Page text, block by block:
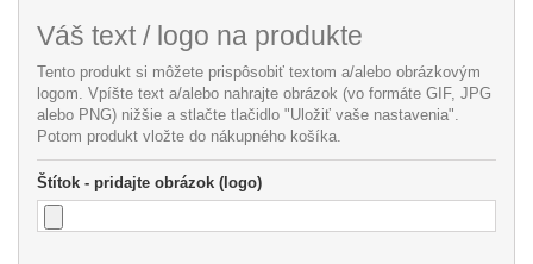
Váš text / logo na produkte
Tento produkt si môžete prispôsobiť textom a/alebo obrázkovým
logom. Vpíšte text a/alebo nahrajte obrázok (vo formáte GIF, JPG
alebo PNG) nižšie a stlačte tlačidlo "Uložiť vaše nastavenia".
Potom produkt vložte do nákupného košíka.
Štítok - pridajte obrázok (logo)